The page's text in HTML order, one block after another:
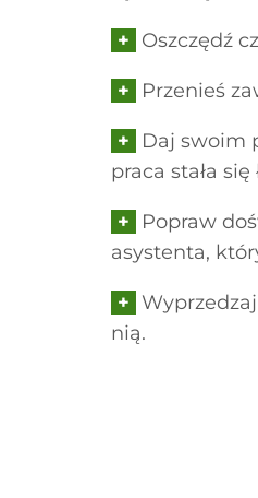
+ Oszczędź
+ Przenieś
+
Daj swoim
praca stała się
+
Popraw
asystenta,
+
nią.